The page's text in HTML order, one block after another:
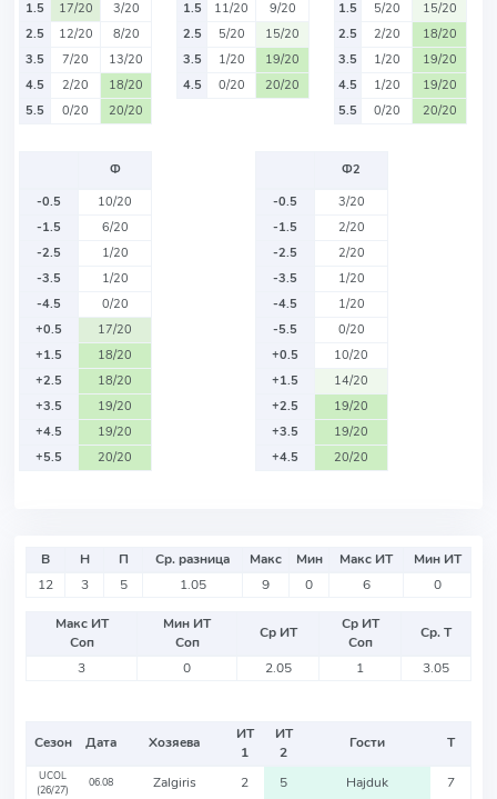
1.5
17/20
3/20
2.5
12/20
8/20
3.5
7/20
13/20
4.5
2/20
18/20
5.5
0/20 20/20
1.5
11/20
9/20
2.5
5/20
15/20
3.5
1/20
19/20
4.5
0/20 20/20
1.5
5/20
15/20
2.5
2/20
18/20
3.5
1/20
19/20
4.5
1/20
19/20
5.5
0/20 20/20
Ф
-0.5
10/20
-1.5
6/20
-2.5
1/20
-3.5
1/20
-4.5
0/20
+0.5
17/20
+1.5
18/20
+2.5
18/20
+3.5
19/20
+4.5
19/20
+5.5
20/20
Ф2
-0.5
3/20
-1.5
2/20
-2.5
2/20
-3.5
1/20
-4.5
1/20
-5.5
0/20
+0.5
10/20
+1.5
14/20
+2.5
19/20
+3.5
19/20
+4.5
20/20
В Н П Ср. разница Макс Мин Макс ИТ
Мин ИТ
12
3 5 1.05 9 0 6 0
Макс ИТ
Соп
Мин ИТ
Соп
Ср ИТ
Ср ИТ
Соп
Ср. Т
3
0 2.05 1 3.05
Сезон Дата Хозяева
ИТ
1
ИТ
2
Гости Т
UCOL
(26/27)
06.08 Zalgiris 2 5 Hajduk 7